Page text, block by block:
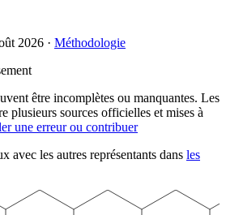
2026 · Méthodologie
être incomplètes ou manquantes. Les
plusieurs sources officielles et mises à
une erreur ou contribuer
avec les autres représentants dans les